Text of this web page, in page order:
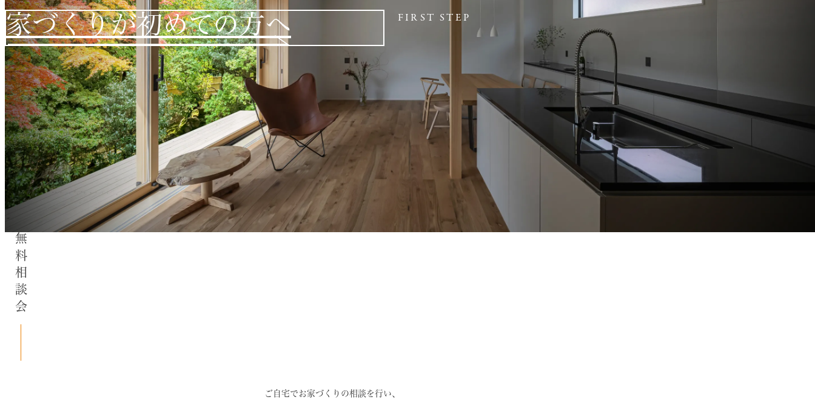
家づくりが初めての方へ FIRST STEP
無料相談会
ご自宅でお家づくりの相談を行い、